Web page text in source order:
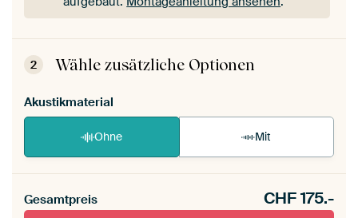
Dein ArtFrame ist im Handumdrehen
aufgebaut.Montageanleitung ansehen
2 Wähle zusätzliche Optionen
Akustikmaterial
Ohne Mit
Gesamtpreis CHF175.-